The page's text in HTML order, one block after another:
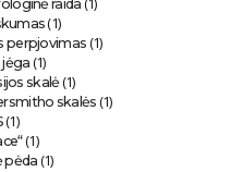
raida (1)
(1)
perpjovimas (1)
(1)
skalė(1)
skalės (1)
(1)
(1)
pėda (1)